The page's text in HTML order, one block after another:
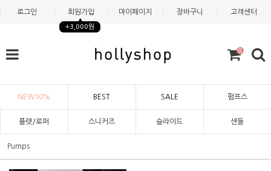
로그인 회원가입
+3,000원
마이페이지 장바구니 고객센터
0
NEW10% BEST SALE 펌프스
플랫/로퍼 스니커즈 슬라이드 샌들
Pumps